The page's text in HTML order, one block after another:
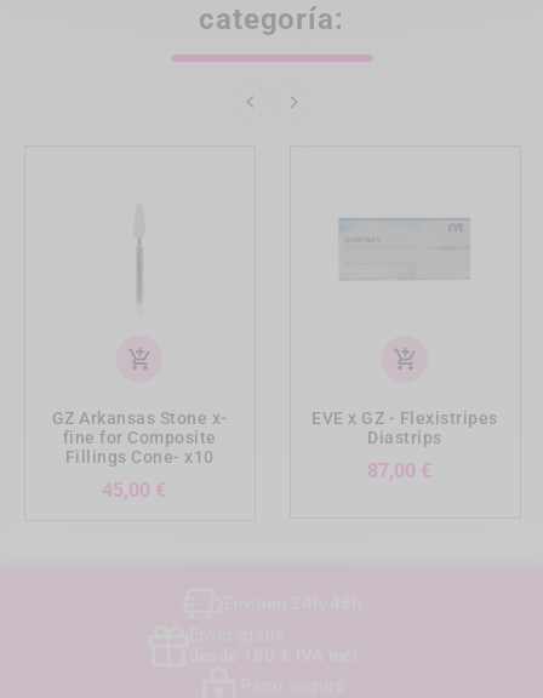
categoría:
 
add_shopping_cart
GZ Arkansas Stone x-
fine for Composite
Fillings Cone- x10
45,00 €
add_shopping_cart
EVE x GZ - Flexistripes
Diastrips
87,00 €